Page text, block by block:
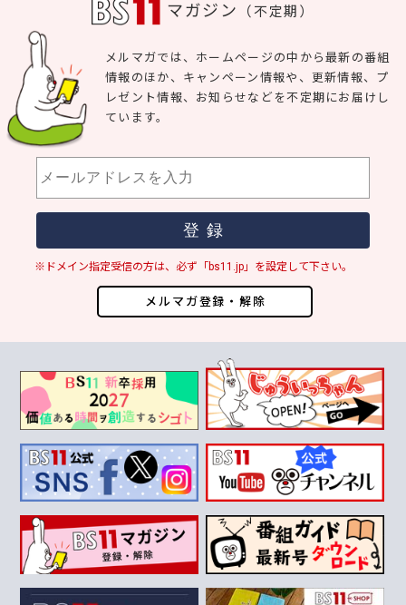
マガジン （不定期）
メルマガ登録・解除
メルマガでは、ホームページの中から最新の番組
情報のほか、キャンペーン情報や、更新情報、プ
レゼント情報、お知らせなどを不定期にお届けし
ています。
※ドメイン指定受信の方は、必ず「bs11.jp」を設定して下さい。